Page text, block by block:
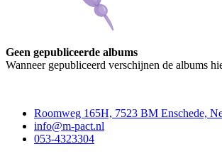
Geen gepubliceerde albums
Wanneer gepubliceerd verschijnen de albums
Roomweg 165H, 7523 BM Enschede,
info@m-pact.nl
053-4323304